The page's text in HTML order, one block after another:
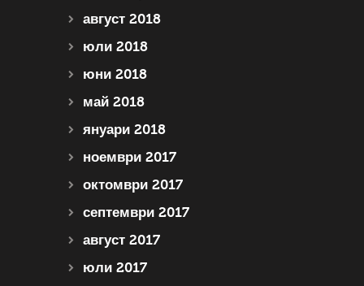
август 2018
юли 2018
юни 2018
май 2018
януари 2018
ноември 2017
октомври 2017
септември 2017
август 2017
юли 2017